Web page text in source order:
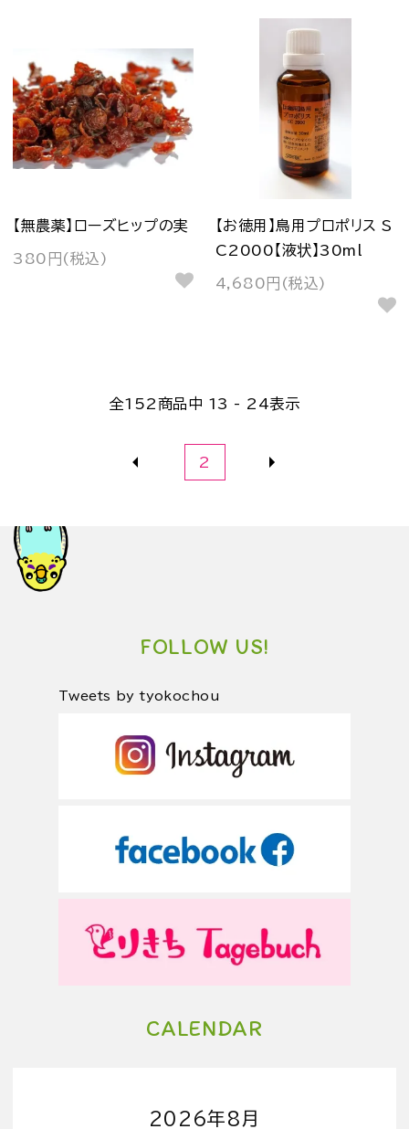
【無農薬】ローズヒップの実
380円(税込)
【お徳用】鳥用プロポリス S
C2000【液状】30ml
4,680円(税込)
全152商品中 13 - 24表示
2
FOLLOW US!
Tweets by tyokochou
CALENDAR
2026年8月